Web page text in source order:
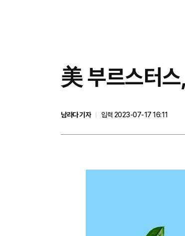
美 부르스터
남라다 기자
입력 2023-07-17 16:11